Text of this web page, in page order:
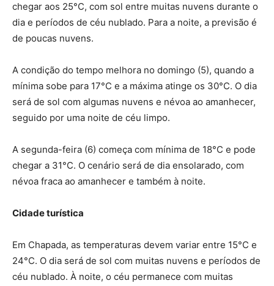
chegar aos 25°C, com sol entre muitas nuvens durante o
dia e períodos de céu nublado. Para a noite, a previsão é
de poucas nuvens.
A condição do tempo melhora no domingo (5), quando a
mínima sobe para 17°C e a máxima atinge os 30°C. O dia
será de sol com algumas nuvens e névoa ao amanhecer,
seguido por uma noite de céu limpo.
A segunda-feira (6) começa com mínima de 18°C e pode
chegar a 31°C. O cenário será de dia ensolarado, com
névoa fraca ao amanhecer e também à noite.
Cidade turística
Em Chapada, as temperaturas devem variar entre 15°C e
24°C. O dia será de sol com muitas nuvens e períodos de
céu nublado. À noite, o céu permanece com muitas